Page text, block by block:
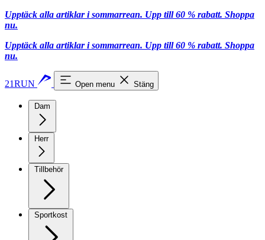
Upptäck alla artiklar i sommarrean. Upp till 60 % rabatt. Shoppa
nu.
Upptäck alla artiklar i sommarrean. Upp till 60 % rabatt. Shoppa
nu.
21RUN Open menu Stäng
Dam
Herr
Tillbehör
Sportkost